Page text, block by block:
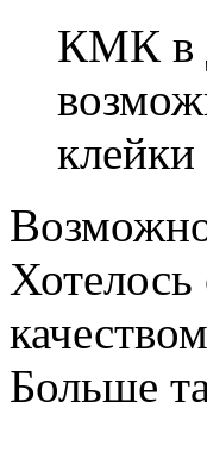
КМК в
Больше